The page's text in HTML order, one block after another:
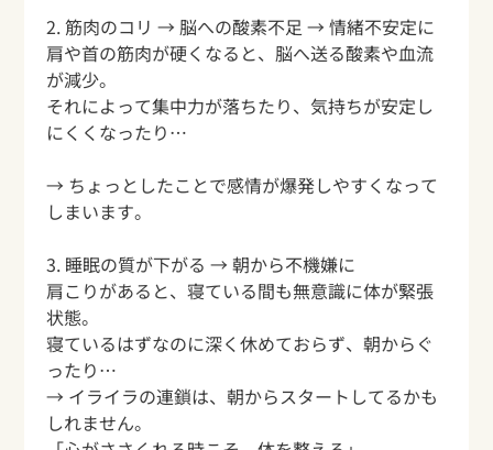
2. 筋肉のコリ → 脳への酸素不足 → 情緒不安定に
肩や首の筋肉が硬くなると、脳へ送る酸素や血流
が減少。
それによって集中力が落ちたり、気持ちが安定し
にくくなったり…
→ ちょっとしたことで感情が爆発しやすくなって
しまいます。
3. 睡眠の質が下がる → 朝から不機嫌に
肩こりがあると、寝ている間も無意識に体が緊張
状態。
寝ているはずなのに深く休めておらず、朝からぐ
ったり…
→ イライラの連鎖は、朝からスタートしてるかも
しれません。